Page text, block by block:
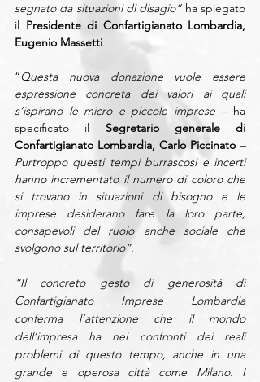
segnato da situazioni di disagio” ha spiegato
il Presidente di Confartigianato Lombardia,
Eugenio Massetti.
“Questa nuova donazione vuole essere
espressione concreta dei valori ai quali
s’ispirano le micro e piccole imprese – ha
specificato il Segretario generale di
Confartigianato Lombardia, Carlo Piccinato –
Purtroppo questi tempi burrascosi e incerti
hanno incrementato il numero di coloro che
si trovano in situazioni di bisogno e le
imprese desiderano fare la loro parte,
consapevoli del ruolo anche sociale che
svolgono sul territorio”.
“Il concreto gesto di generosità di
Confartigianato Imprese Lombardia
conferma l’attenzione che il mondo
dell’impresa ha nei confronti dei reali
problemi di questo tempo, anche in una
grande e operosa città come Milano. I